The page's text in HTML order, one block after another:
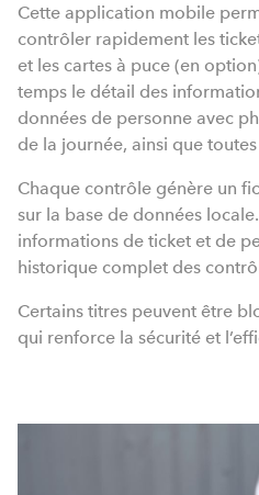
Cette application mobile
contrôler rapidement les
et les cartes à puce (en
temps le détail des
données de personne avec
de la journée, ainsi que
Chaque contrôle génère un
sur la base de données
informations de ticket et de
historique complet des
Certains titres peuvent être
qui renforce la sécurité et